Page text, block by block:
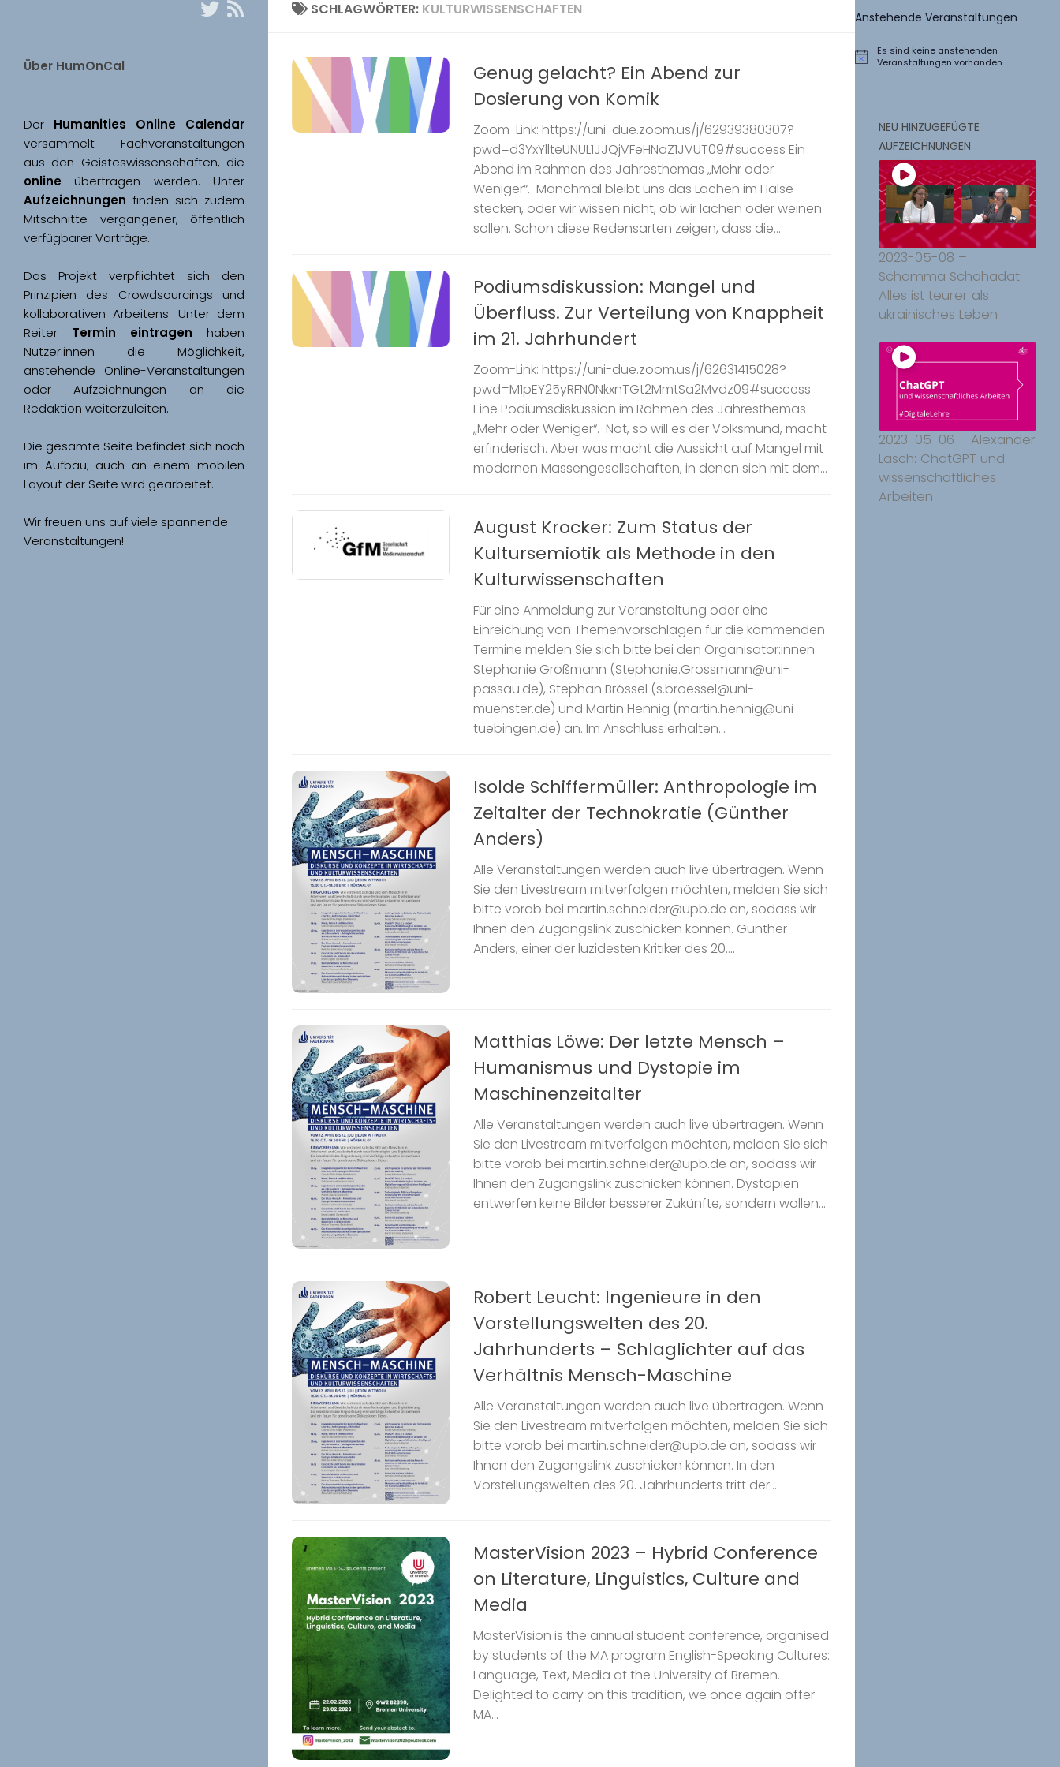
SCHLAGWÖRTER: KULTURWISSENSCHAFTEN
Genug gelacht? Ein Abend zur
Dosierung von Komik
Zoom-Link: https://uni-due.zoom.us/j/62939380307?
pwd=d3YxYllteUNUL1JJQjVFeHNaZ1JVUT09#success Ein
Abend im Rahmen des Jahresthemas „Mehr oder
Weniger“. Manchmal bleibt uns das Lachen im Halse
stecken, oder wir wissen nicht, ob wir lachen oder weinen
sollen. Schon diese Redensarten zeigen, dass die...
Podiumsdiskussion: Mangel und
Überfluss. Zur Verteilung von Knappheit
im 21. Jahrhundert
Zoom-Link: https://uni-due.zoom.us/j/62631415028?
pwd=M1pEY25yRFN0NkxnTGt2MmtSa2Mvdz09#success
Eine Podiumsdiskussion im Rahmen des Jahresthemas
„Mehr oder Weniger“. Not, so will es der Volksmund, macht
erfinderisch. Aber was macht die Aussicht auf Mangel mit
modernen Massengesellschaften, in denen sich mit dem...
August Krocker: Zum Status der
Kultursemiotik als Methode in den
Kulturwissenschaften
Für eine Anmeldung zur Veranstaltung oder eine
Einreichung von Themenvorschlägen für die kommenden
Termine melden Sie sich bitte bei den Organisator:innen
Stephanie Großmann (Stephanie.Grossmann@uni-
passau.de), Stephan Brössel (s.broessel@uni-
muenster.de) und Martin Hennig (martin.hennig@uni-
tuebingen.de) an. Im Anschluss erhalten...
Isolde Schiffermüller: Anthropologie im
Zeitalter der Technokratie (Günther
Anders)
Alle Veranstaltungen werden auch live übertragen. Wenn
Sie den Livestream mitverfolgen möchten, melden Sie sich
bitte vorab bei martin.schneider@upb.de an, sodass wir
Ihnen den Zugangslink zuschicken können. Günther
Anders, einer der luzidesten Kritiker des 20....
Matthias Löwe: Der letzte Mensch –
Humanismus und Dystopie im
Maschinenzeitalter
Alle Veranstaltungen werden auch live übertragen. Wenn
Sie den Livestream mitverfolgen möchten, melden Sie sich
bitte vorab bei martin.schneider@upb.de an, sodass wir
Ihnen den Zugangslink zuschicken können. Dystopien
entwerfen keine Bilder besserer Zukünfte, sondern wollen...
Robert Leucht: Ingenieure in den
Vorstellungswelten des 20.
Jahrhunderts – Schlaglichter auf das
Verhältnis Mensch-Maschine
Alle Veranstaltungen werden auch live übertragen. Wenn
Sie den Livestream mitverfolgen möchten, melden Sie sich
bitte vorab bei martin.schneider@upb.de an, sodass wir
Ihnen den Zugangslink zuschicken können. In den
Vorstellungswelten des 20. Jahrhunderts tritt der...
MasterVision 2023 – Hybrid Conference
on Literature, Linguistics, Culture and
Media
MasterVision is the annual student conference, organised
by students of the MA program English-Speaking Cultures:
Language, Text, Media at the University of Bremen.
Delighted to carry on this tradition, we once again offer
MA...
Über HumOnCal
Der
versammelt Fachveranstaltungen
online
Aufzeichnungen finden sich zudem
Mitschnitte vergangener, öffentlich
Das Projekt verpflichtet sich den
Prinzipien des Crowdsourcings und
kollaborativen Arbeitens. Unter dem
Reiter Termin eintragen haben
Nutzer:innen die Möglichkeit,
anstehende Online-Veranstaltungen
oder Aufzeichnungen an die
Redaktion weiterzuleiten.
Die gesamte Seite befindet sich noch
im Aufbau; auch an einem mobilen
Wir freuen uns auf viele spannende
Veranstaltungen!
Anstehende Veranstaltungen
Hinweis
Es sind keine anstehenden
Veranstaltungen vorhanden.
NEU HINZUGEFÜGTE
AUFZEICHNUNGEN
2023-05-08 –
Schamma Schahadat:
Alles ist teurer als
ukrainisches Leben
2023-05-06 – Alexander
Lasch: ChatGPT und
wissenschaftliches
Arbeiten